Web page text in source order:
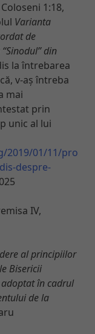
1:18,
Varianta
de
din
la întrebarea
v-aș întreba
mai
prin
unic al lui
2019/01/11/pro
despre-
IV,
al principiilor
Bisericii
în cadrul
de la